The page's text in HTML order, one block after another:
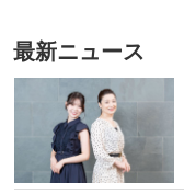
最新ニュース